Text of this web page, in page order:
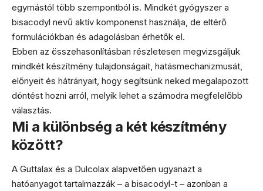
egymástól több szempontból is. Mindkét gyógyszer a
bisacodyl nevű aktív komponenst használja, de eltérő
formulációkban és adagolásban érhetők el.
Ebben az összehasonlításban részletesen megvizsgáljuk
mindkét készítmény tulajdonságait, hatásmechanizmusát,
előnyeit és hátrányait, hogy segítsünk neked megalapozott
döntést hozni arról, melyik lehet a számodra megfelelőbb
választás.
Mi a különbség a két készítmény
között?
A Guttalax és a Dulcolax alapvetően ugyanazt a
hatóanyagot tartalmazzák – a bisacodyl-t – azonban a